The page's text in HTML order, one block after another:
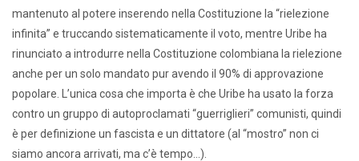
mantenuto al potere inserendo nella Costituzione la “rielezione
infinita” e truccando sistematicamente il voto, mentre Uribe ha
rinunciato a introdurre nella Costituzione colombiana la rielezione
anche per un solo mandato pur avendo il 90% di approvazione
popolare. L’unica cosa che importa è che Uribe ha usato la forza
contro un gruppo di autoproclamati “guerriglieri” comunisti, quindi
è per definizione un fascista e un dittatore (al “mostro” non ci
siamo ancora arrivati, ma c’è tempo…).